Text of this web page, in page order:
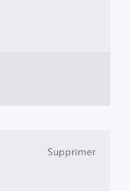
Supprimer